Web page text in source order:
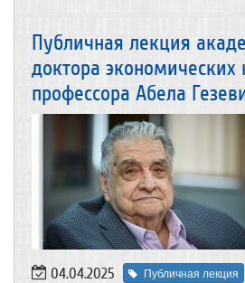
Публичная лекция
доктора экономических
профессора Абела
04.04.2025 Публичная лекция